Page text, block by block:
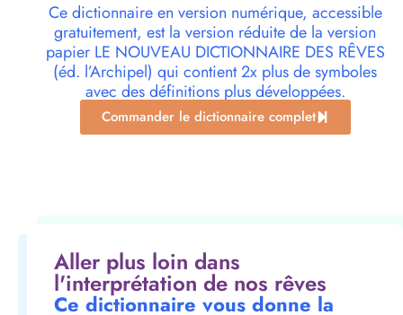
Ce dictionnaire en version numérique, accessible
gratuitement, est la version réduite de la version
papier LE NOUVEAU DICTIONNAIRE DES RÊVES
(éd. l’Archipel) qui contient 2x plus de symboles
avec des définitions plus développées.
Commander le dictionnaire complet
Aller plus loin dans
l'interprétation de nos rêves
Ce dictionnaire vous donne la